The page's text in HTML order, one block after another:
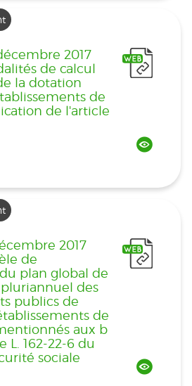
2017
de calcul
la dotation
de
de l'article
2017
de
plan global de
des
publics de
de
aux b
L. 162-22-6 du
sociale